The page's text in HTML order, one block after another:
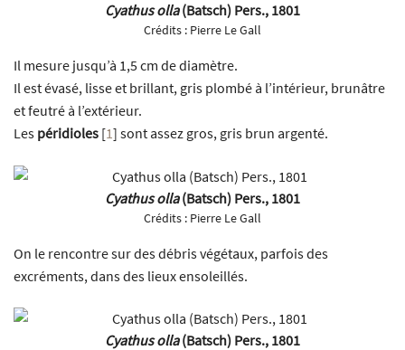
Cyathus olla(Batsch) Pers., 1801
Crédits : Pierre Le Gall
Il mesure jusqu’à 1,5 cm de diamètre.
Il est évasé, lisse et brillant, gris plombé à l’intérieur, brunâtre
et feutré à l’extérieur.
Les péridioles [1] sont assez gros, gris brun argenté.
Cyathus olla(Batsch) Pers., 1801
Crédits : Pierre Le Gall
On le rencontre sur des débris végétaux, parfois des
excréments, dans des lieux ensoleillés.
Cyathus olla(Batsch) Pers., 1801